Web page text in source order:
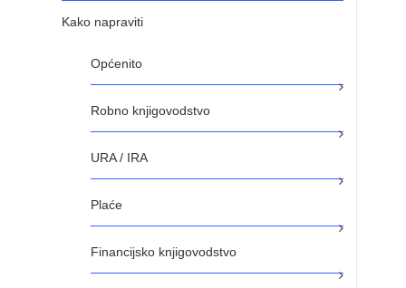
Kako napraviti
Općenito
Robno knjigovodstvo
URA / IRA
Plaće
Financijsko knjigovodstvo